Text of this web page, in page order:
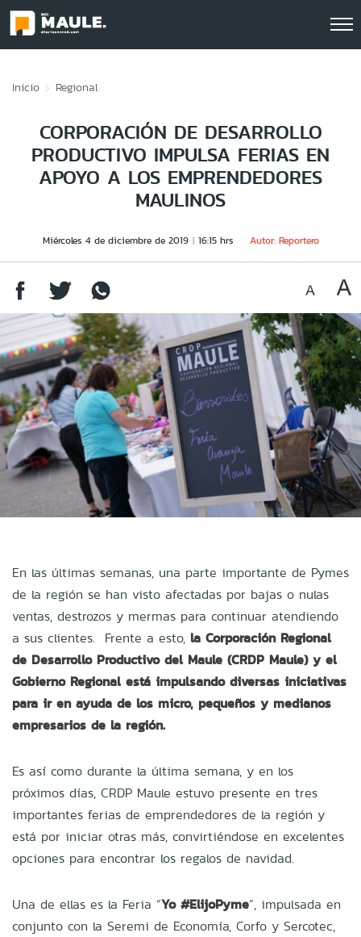
Inicio Regional
CORPORACIÓN DE DESARROLLO
PRODUCTIVO IMPULSA FERIAS EN
APOYO A LOS EMPRENDEDORES
MAULINOS
Miércoles 4 de diciembre de 2019 16:15 hrs Autor: Reportero
En las últimas semanas, una parte importante de Pymes
de la región se han visto afectadas por bajas o nulas
ventas, destrozos y mermas para continuar atendiendo
a sus clientes. Frente a esto, la Corporación Regional
de Desarrollo Productivo del Maule (CRDP Maule) y el
Gobierno Regional está impulsando diversas iniciativas
para ir en ayuda de los micro, pequeños y medianos
empresarios de la región.
Es así como durante la última semana, y en los
próximos días, CRDP Maule estuvo presente en tres
importantes ferias de emprendedores de la región y
está por iniciar otras más, convirtiéndose en excelentes
opciones para encontrar los regalos de navidad.
Una de ellas es la Feria “Yo #ElijoPyme”, impulsada en
conjunto con la Seremi de Economía, Corfo y Sercotec,